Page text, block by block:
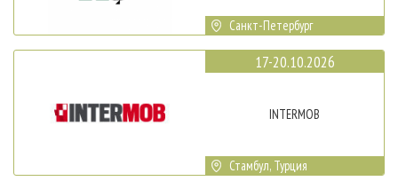
Санкт-Петербург
17-20.10.2026
INTERMOB
Стамбул, Турция